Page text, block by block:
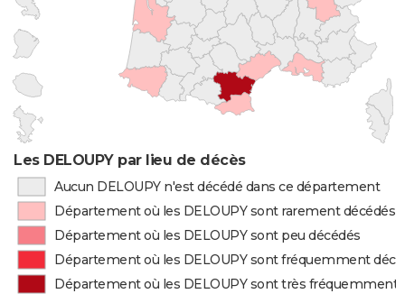
Les DELOUPY par lieu de décès
Aucun DELOUPY n'est décédé dans ce département
Département où les DELOUPY sont rarement décédés
Département où les DELOUPY sont peu décédés
Département où les DELOUPY sont fréquemment
Département où les DELOUPY sont très fréquemment